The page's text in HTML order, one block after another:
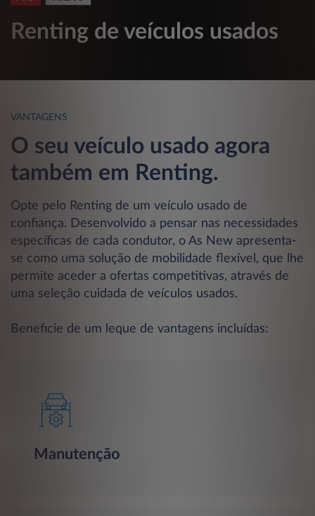
Renting de veículos usados
VANTAGENS
O seu veículo usado agora
também em Renting.
Opte pelo Renting de um veículo usado de
confiança. Desenvolvido a pensar nas necessidades
específicas de cada condutor, o As New apresenta-
se como uma solução de mobilidade flexível, que lhe
permite aceder a ofertas competitivas, através de
uma seleção cuidada de veículos usados.
Beneficie de um leque de vantagens incluídas:
Manutenção